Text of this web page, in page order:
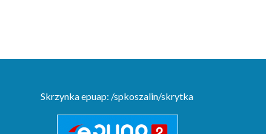
Skrzynka epuap: /spkoszalin/skrytka